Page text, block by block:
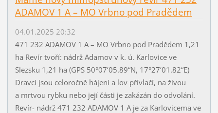
ADAMOV 1 A – MO Vrbno pod Pradědem
04.01.2025 20:32
471 232 ADAMOV 1 A – MO Vrbno pod Pradědem 1,21
ha Revír tvoří: nádrž Adamov v k. ú. Karlovice ve
Slezsku 1,21 ha (GPS 50°07‘05.89“N, 17°27‘01.82“E)
Dravci jsou celoročně hájeni a lov přívlačí, na živou
a mrtvou rybku nebo její části je zakázán do odvolání.
Revír- nádrž 471 232 ADAMOV 1 A je za Karlovicema ve